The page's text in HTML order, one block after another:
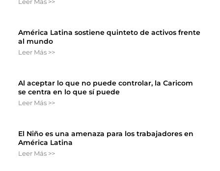
América Latina sostiene quinteto de activos frente
al mundo
Leer Más >>
Al aceptar lo que no puede controlar, la Caricom
se centra en lo que sí puede
Leer Más >>
El Niño es una amenaza para los trabajadores en
América Latina
Leer Más >>